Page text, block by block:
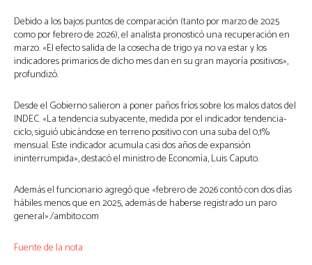
Debido a los bajos puntos de comparación (tanto por marzo de 2025
como por febrero de 2026), el analista pronosticó una recuperación en
marzo. «El efecto salida de la cosecha de trigo ya no va estar y los
indicadores primarios de dicho mes dan en su gran mayoría positivos»,
profundizó.
Desde el Gobierno salieron a poner paños fríos sobre los malos datos del
INDEC. «La tendencia subyacente, medida por el indicador tendencia-
ciclo, siguió ubicándose en terreno positivo con una suba del 0,1%
mensual. Este indicador acumula casi dos años de expansión
ininterrumpida», destacó el ministro de Economía, Luis Caputo.
Además el funcionario agregó que «febrero de 2026 contó con dos días
hábiles menos que en 2025, además de haberse registrado un paro
general»./ambito.com
Fuente de la nota